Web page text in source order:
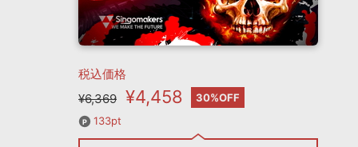
税込価格
¥6,369 ¥4,458
30%OFF
133pt